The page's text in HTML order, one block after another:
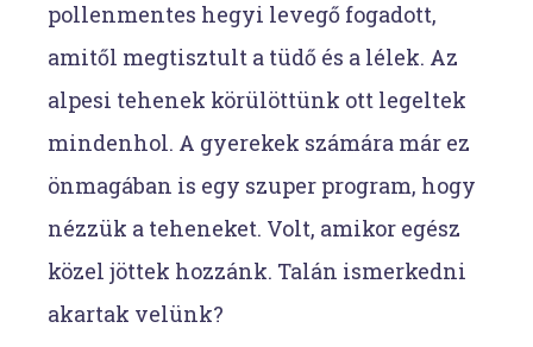
pollenmentes hegyi levegő fogadott,
amitől megtisztult a tüdő és a lélek. Az
alpesi tehenek körülöttünk ott legeltek
mindenhol. A gyerekek számára már ez
önmagában is egy szuper program, hogy
nézzük a teheneket. Volt, amikor egész
közel jöttek hozzánk. Talán ismerkedni
akartak velünk?